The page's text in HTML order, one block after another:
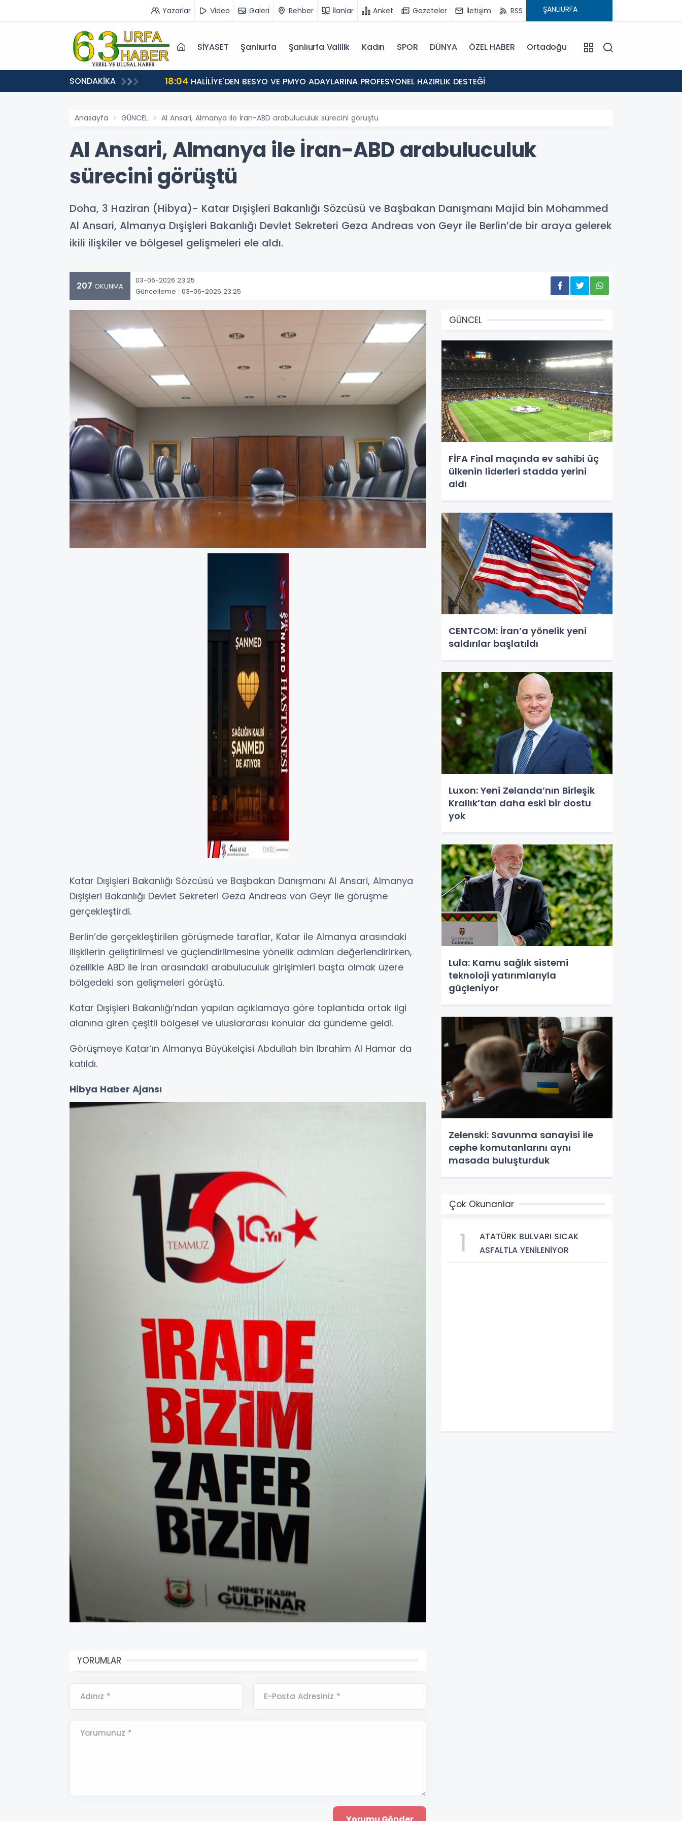
Yazarlar Video Galeri Rehber İlanlar Anket Gazeteler İletişim RSS
SİYASET Şanlıurfa Şanlıurfa Valilik Kadın SPOR DÜNYA ÖZEL HABER Ortadoğu
SONDAKİKA 18:04 HALİLİYE'DEN BESYO VE PMYO ADAYLARINA PROFESYONEL HAZIRLIK DESTEĞİ
Anasayfa GÜNCEL Al Ansari, Almanya ile İran-ABD arabuluculuk sürecini görüştü
Al Ansari, Almanya ile İran-ABD arabuluculuk
sürecini görüştü
Doha, 3 Haziran (Hibya)- Katar Dışişleri Bakanlığı Sözcüsü ve Başbakan Danışmanı Majid bin Mohammed
Al Ansari, Almanya Dışişleri Bakanlığı Devlet Sekreteri Geza Andreas von Geyr ile Berlin’de bir araya gelerek
ikili ilişkiler ve bölgesel gelişmeleri ele aldı.
207 OKUNMA
03-06-2026 23:25
Güncelleme : 03-06-2026 23:25
Katar Dışişleri Bakanlığı Sözcüsü ve Başbakan Danışmanı Al Ansari, Almanya
Dışişleri Bakanlığı Devlet Sekreteri Geza Andreas von Geyr ile görüşme
gerçekleştirdi.
Berlin’de gerçekleştirilen görüşmede taraflar, Katar ile Almanya arasındaki
ilişkilerin geliştirilmesi ve güçlendirilmesine yönelik adımları değerlendirirken,
özellikle ABD ile İran arasındaki arabuluculuk girişimleri başta olmak üzere
bölgedeki son gelişmeleri görüştü.
Katar Dışişleri Bakanlığı’ndan yapılan açıklamaya göre toplantıda ortak ilgi
alanına giren çeşitli bölgesel ve uluslararası konular da gündeme geldi.
Görüşmeye Katar’ın Almanya Büyükelçisi Abdullah bin Ibrahim Al Hamar da
katıldı.
Hibya Haber Ajansı
YORUMLAR
Adınız * E-Posta Adresiniz *
Yorumunuz *
GÜNCEL
FİFA Final maçında ev sahibi üç
ülkenin liderleri stadda yerini
aldı
CENTCOM: İran’a yönelik yeni
saldırılar başlatıldı
Luxon: Yeni Zelanda’nın Birleşik
Krallık’tan daha eski bir dostu
yok
Lula: Kamu sağlık sistemi
teknoloji yatırımlarıyla
güçleniyor
Zelenski: Savunma sanayisi ile
cephe komutanlarını aynı
masada buluşturduk
Çok Okunanlar
1
ATATÜRK BULVARI SICAK
ASFALTLA YENİLENİYOR